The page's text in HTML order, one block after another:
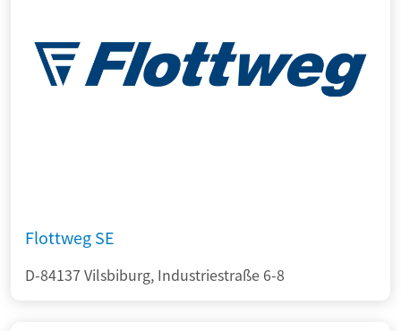
Flottweg SE
D-84137 Vilsbiburg, Industriestraße 6-8